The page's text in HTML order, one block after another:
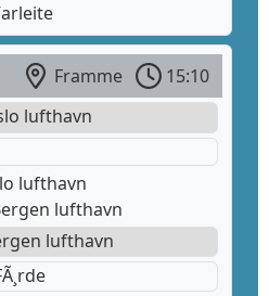
Framme
15:10
lufthavn
lufthavn
lufthavn
lufthavn